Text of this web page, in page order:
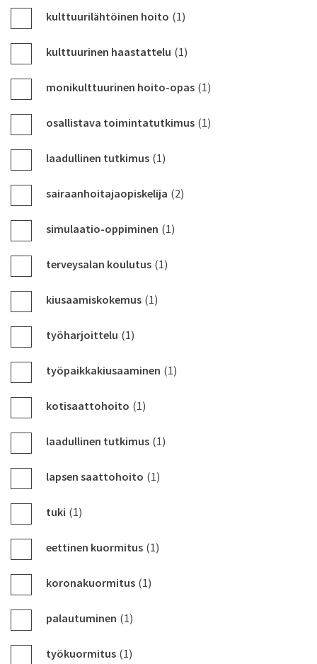
kulttuurilähtöinen hoito (1)
kulttuurinen haastattelu (1)
monikulttuurinen hoito-opas (1)
osallistava toimintatutkimus (1)
laadullinen tutkimus (1)
sairaanhoitajaopiskelija (2)
simulaatio-oppiminen (1)
terveysalan koulutus (1)
kiusaamiskokemus (1)
työharjoittelu (1)
työpaikkakiusaaminen (1)
kotisaattohoito (1)
laadullinen tutkimus (1)
lapsen saattohoito (1)
tuki (1)
eettinen kuormitus (1)
koronakuormitus (1)
palautuminen (1)
työkuormitus (1)